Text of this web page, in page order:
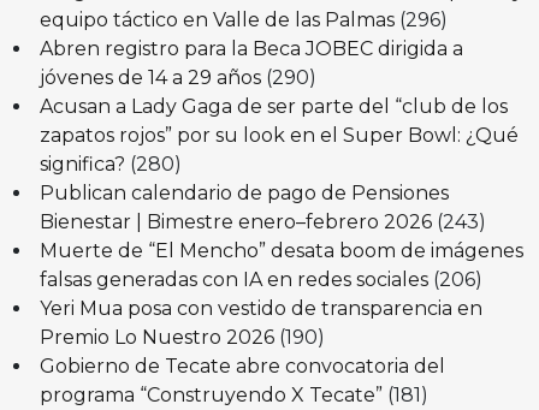
equipo táctico en Valle de las Palmas (296)
Abren registro para la Beca JOBEC dirigida a
jóvenes de 14 a 29 años (290)
Acusan a Lady Gaga de ser parte del “club de los
zapatos rojos” por su look en el Super Bowl: ¿Qué
significa? (280)
Publican calendario de pago de Pensiones
Bienestar | Bimestre enero–febrero 2026 (243)
Muerte de “El Mencho” desata boom de imágenes
falsas generadas con IA en redes sociales (206)
Yeri Mua posa con vestido de transparencia en
Premio Lo Nuestro 2026 (190)
Gobierno de Tecate abre convocatoria del
programa “Construyendo X Tecate” (181)